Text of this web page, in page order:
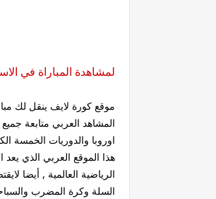
لمشاهدة المباراة في
موقع كورة لايف ينقل لك
المشاهد العربي متابعة
هذا الموقع العربي الذي
الرياضية العالمية , أيضا